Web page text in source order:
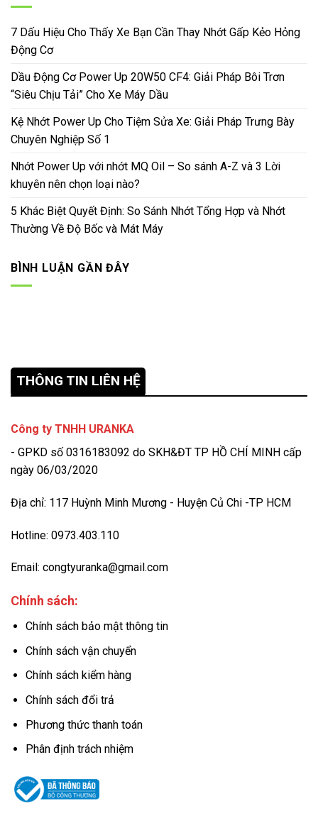
7 Dấu Hiệu Cho Thấy Xe Bạn Cần Thay Nhớt Gấp Kẻo Hỏng
Động Cơ
Dầu Động Cơ Power Up 20W50 CF4: Giải Pháp Bôi Trơn
“Siêu Chịu Tải” Cho Xe Máy Dầu
Kệ Nhớt Power Up Cho Tiệm Sửa Xe: Giải Pháp Trưng Bày
Chuyên Nghiệp Số 1
Nhớt Power Up với nhớt MQ Oil – So sánh A-Z và 3 Lời
khuyên nên chọn loại nào?
5 Khác Biệt Quyết Định: So Sánh Nhớt Tổng Hợp và Nhớt
Thường Về Độ Bốc và Mát Máy
BÌNH LUẬN GẦN ĐÂY
THÔNG TIN LIÊN HỆ
Công ty TNHH URANKA
- GPKD số 0316183092 do SKH&ĐT TP HỒ CHÍ MINH cấp
ngày 06/03/2020
Địa chỉ: 117 Huỳnh Minh Mương - Huyện Củ Chi -TP HCM
Hotline: 0973.403.110
Email: congtyuranka@gmail.com
Chính sách:
Chính sách bảo mật thông tin
Chính sách vận chuyển
Chính sách kiểm hàng
Chính sách đổi trả
Phương thức thanh toán
Phân định trách nhiệm